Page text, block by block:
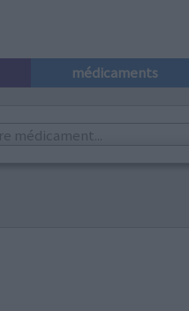
médicaments
médicament...